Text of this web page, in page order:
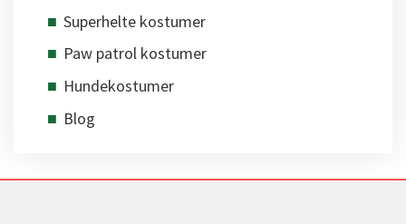
Superhelte kostumer
Paw patrol kostumer
Hundekostumer
Blog